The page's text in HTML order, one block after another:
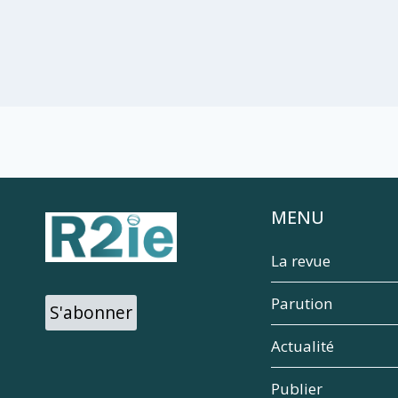
S'abonner
MENU
La revue
Parution
Actualité
Publier